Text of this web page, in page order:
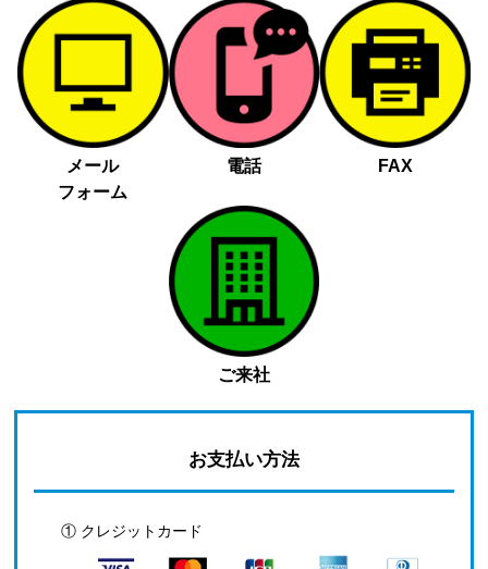
メール
フォーム
電話 FAX
ご来社
お支払い方法
① クレジットカード